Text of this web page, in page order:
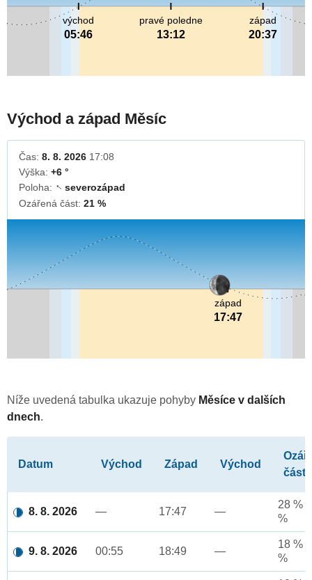
pravé poledne
13:12
východ
05:46
západ
20:37
Východ a západ Měsíc
Čas: 8. 8. 2026 17:08
Výška: +6 °
Poloha: ↓severozápad
Ozářená část: 21 %
západ
17:47
Níže uvedená tabulka ukazuje pohyby Měsíce v dalších
dnech.
Datum Východ Západ Východ
část
8. 8. 2026 — 17:47 —
28 %
%
9. 8. 2026 00:55 18:49 —
18 %
%